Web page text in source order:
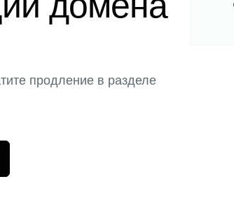
продление в разделе